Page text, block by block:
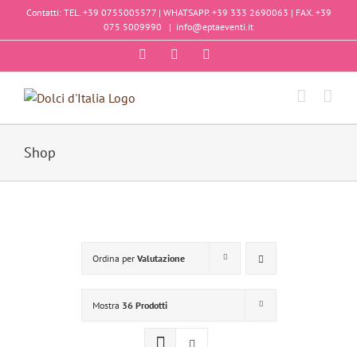
SaltaContatti: TEL. +39 0755005577 | WHATSAPP. +39 333 2690063 | FAX. +39
075 5009990
| info@eptaeventi.it
FacebookInstagram
Shop
Ordina per Valutazione
Mostra 36 Prodotti